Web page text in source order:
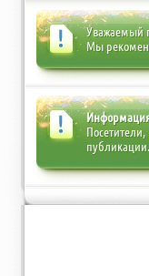
Уважаемый
Мы
публикации.